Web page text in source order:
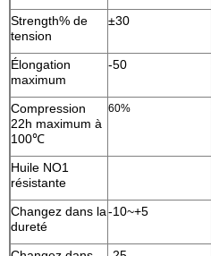
Strength% de
tension
±30
Élongation
maximum
-50
Compression
22h maximum à
100℃
60%
Huile NO1
résistante
Changez dans la
dureté
-10~+5